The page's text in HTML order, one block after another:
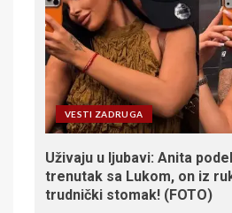
VESTI ZADRUGA
Uživaju u ljubavi: Anita
trenutak sa Lukom, on iz
trudnički stomak! (FOTO)